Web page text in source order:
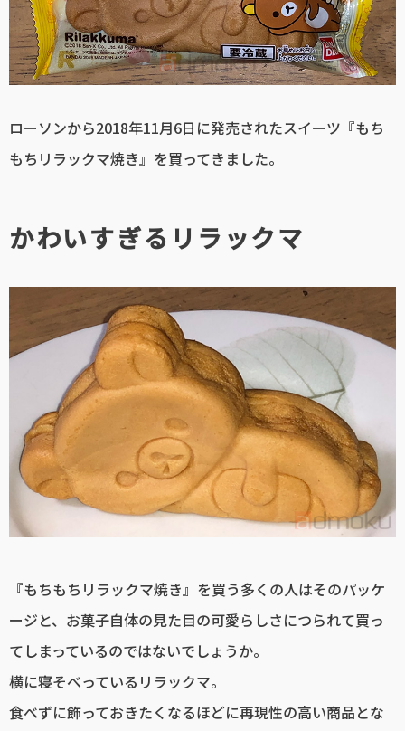
ローソンから2018年11月6日に発売されたスイーツ『もち
もちリラックマ焼き』を買ってきました。
かわいすぎるリラックマ
『もちもちリラックマ焼き』を買う多くの人はそのパッケ
ージと、お菓子自体の見た目の可愛らしさにつられて買っ
てしまっているのではないでしょうか。
横に寝そべっているリラックマ。
食べずに飾っておきたくなるほどに再現性の高い商品とな